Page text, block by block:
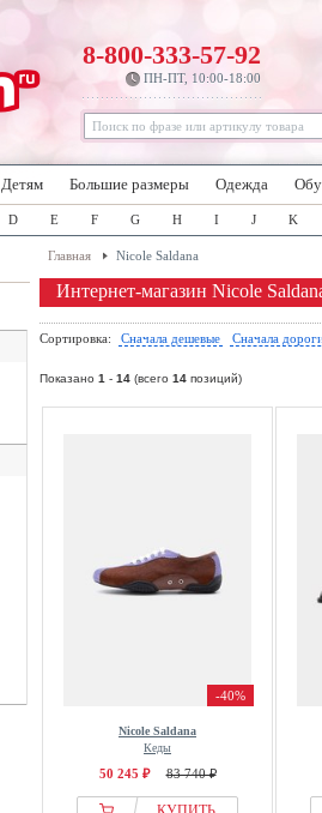
8-800-333-57-92
ПН-ПТ, 10:00-18:00
Детям Большие размеры Одежда
D E F G H I J K
Главная Nicole Saldana
Интернет-магазин Nicole
Сортировка: Сначала дешевые Сначала
Показано 1 - 14 (всего 14 позиций)
-40%
Nicole Saldana
Кеды
50 245 ₽ 83 740 ₽